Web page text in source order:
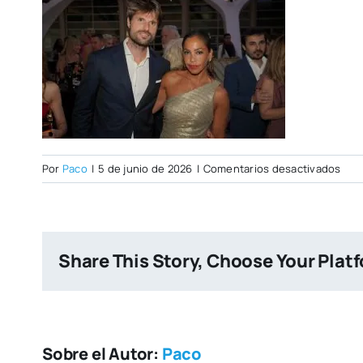
Por Paco | 5 de junio de 2026 | Comentarios desactivadosen
Share This Story, Choose Your
Sobre el Autor: Paco